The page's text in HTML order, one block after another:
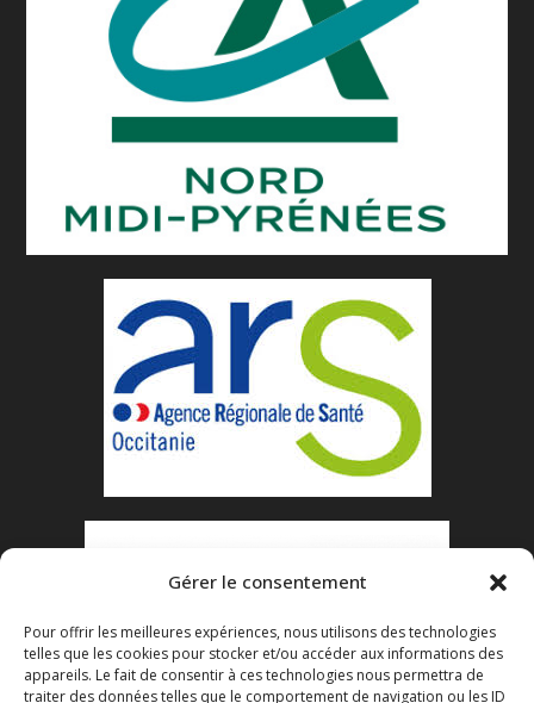
Gérer le consentement
Pour offrir les meilleures expériences, nous utilisons des technologies
telles que les cookies pour stocker et/ou accéder aux informations des
appareils. Le fait de consentir à ces technologies nous permettra de
traiter des données telles que le comportement de navigation ou les ID